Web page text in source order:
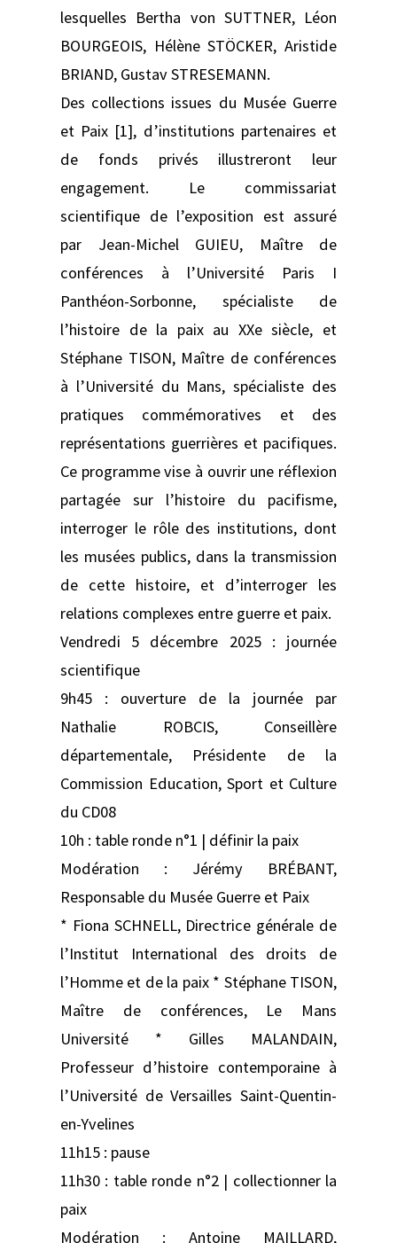
lesquelles Bertha von SUTTNER, Léon
BOURGEOIS, Hélène STÖCKER, Aristide
BRIAND, Gustav STRESEMANN.
Des collections issues du Musée Guerre
et Paix [1], d’institutions partenaires et
de fonds privés illustreront leur
engagement. Le commissariat
scientifique de l’exposition est assuré
par Jean-Michel GUIEU, Maître de
conférences à l’Université Paris I
Panthéon-Sorbonne, spécialiste de
l’histoire de la paix au XXe siècle, et
Stéphane TISON, Maître de conférences
à l’Université du Mans, spécialiste des
pratiques commémoratives et des
représentations guerrières et pacifiques.
Ce programme vise à ouvrir une réflexion
partagée sur l’histoire du pacifisme,
interroger le rôle des institutions, dont
les musées publics, dans la transmission
de cette histoire, et d’interroger les
relations complexes entre guerre et paix.
Vendredi 5 décembre 2025 : journée
scientifique
9h45 : ouverture de la journée par
Nathalie ROBCIS, Conseillère
départementale, Présidente de la
Commission Education, Sport et Culture
du CD08
10h : table ronde n°1 | définir la paix
Modération : Jérémy BRÉBANT,
Responsable du Musée Guerre et Paix
* Fiona SCHNELL, Directrice générale de
l’Institut International des droits de
l’Homme et de la paix * Stéphane TISON,
Maître de conférences, Le Mans
Université * Gilles MALANDAIN,
Professeur d’histoire contemporaine à
l’Université de Versailles Saint-Quentin-
en-Yvelines
11h15 : pause
11h30 : table ronde n°2 | collectionner la
paix
Modération : Antoine MAILLARD,